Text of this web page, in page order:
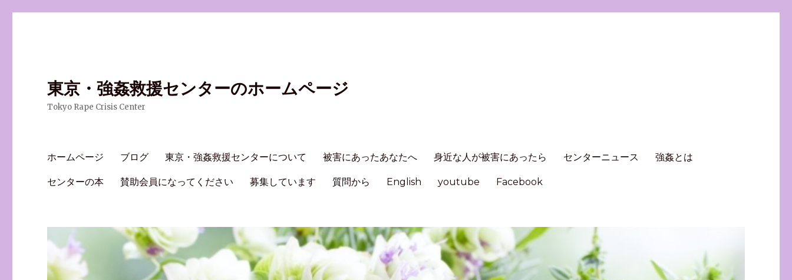
東京・強姦救援センターのホームページ
Tokyo Rape Crisis Center
ホームページ ブログ 東京・強姦救援センターについて 被害にあったあなたへ 身近な人が被害にあったら センターニュース 強姦とは
センターの本 賛助会員になってください 募集しています 質問から English youtube Facebook